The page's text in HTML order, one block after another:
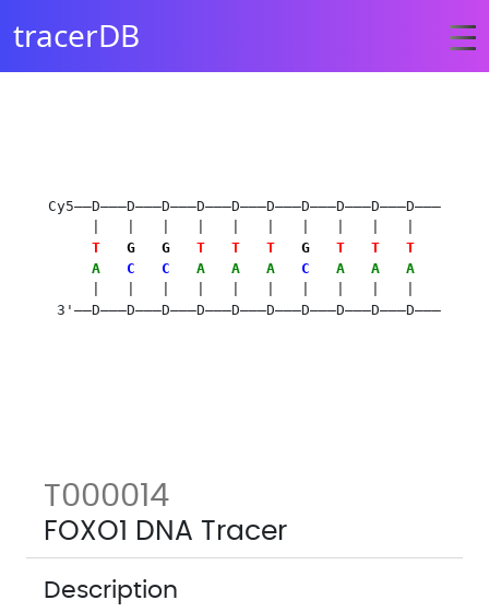
tracerDB
T
G G T T T G T T T
A
C C A A A C A A A
T000014
FOXO1 DNA Tracer
Description